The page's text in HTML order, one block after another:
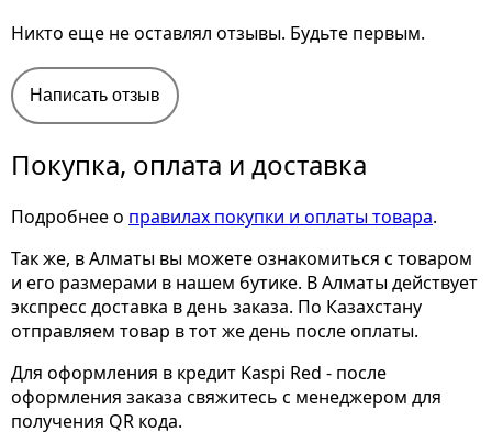
Никто еще не оставлял отзывы. Будьте первым.
Написать отзыв
Покупка, оплата и доставка
Подробнее о правилах покупки и оплаты товара.
Так же, в Алматы вы можете ознакомиться с товаром
и его размерами в нашем бутике. В Алматы действует
экспресс доставка в день заказа. По Казахстану
отправляем товар в тот же день после оплаты.
Для оформления в кредит Kaspi Red - после
оформления заказа свяжитесь с менеджером для
получения QR кода.